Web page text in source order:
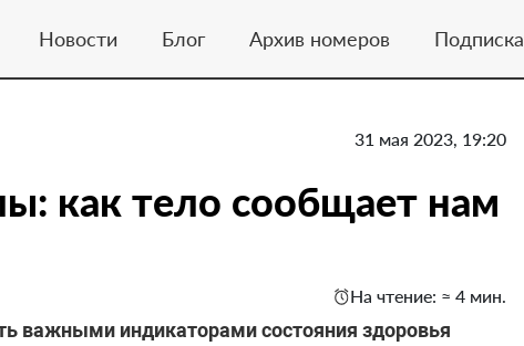
Новости Блог Архив номеров Подписка
31 мая 2023, 19:20
как тело сообщает нам
На чтение: ≈ 4 мин.
важными индикаторами состояния здоровья